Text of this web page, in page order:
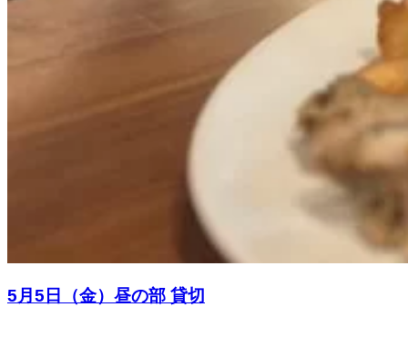
5月5日（金）昼の部 貸切